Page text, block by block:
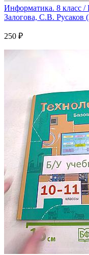
Информатика. 8 класс
Залогова, С.В. Русаков
250 ₽